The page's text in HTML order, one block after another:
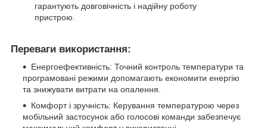
гарантують довговічність і надійну роботу
пристрою.
Переваги використання:
Енергоефективність: Точний контроль температури та
програмовані режими допомагають економити енергію
та знижувати витрати на опалення.
Комфорт і зручність: Керування температурою через
мобільний застосунок або голосові команди забезпечує